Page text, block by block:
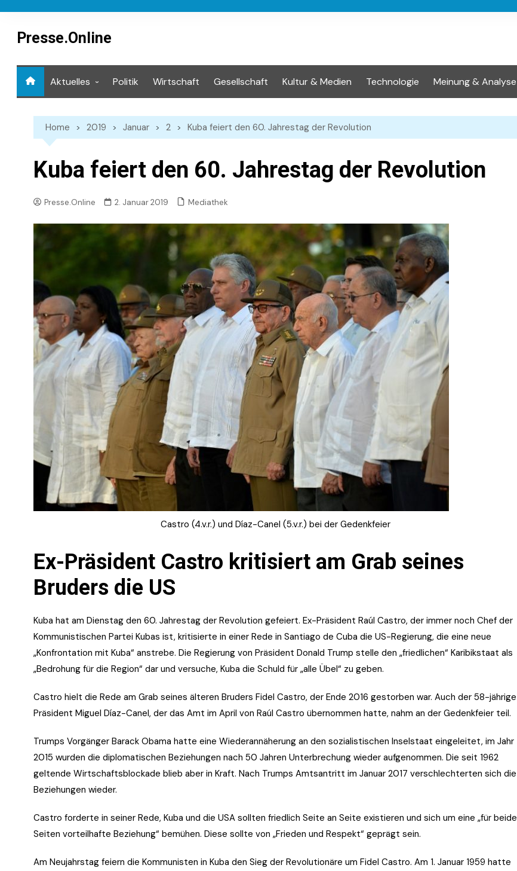
contentPresse.Online
Aktuelles Politik Wirtschaft Gesellschaft Kultur & Medien Technologie Meinung & Analyse
Home 2019 Januar 2 Kuba feiert den 60. Jahrestag der Revolution
Kuba feiert den 60. Jahrestag der Revolution
Presse.Online 2. Januar 2019 Mediathek
Castro (4.v.r.) und Díaz-Canel (5.v.r.) bei der Gedenkfeier
Ex-Präsident Castro kritisiert am Grab seines
Bruders die US
Kuba hat am Dienstag den 60. Jahrestag der Revolution gefeiert. Ex-Präsident Raúl Castro, der immer noch Chef der
Kommunistischen Partei Kubas ist, kritisierte in einer Rede in Santiago de Cuba die US-Regierung, die eine neue
„Konfrontation mit Kuba“ anstrebe. Die Regierung von Präsident Donald Trump stelle den „friedlichen“ Karibikstaat als
„Bedrohung für die Region“ dar und versuche, Kuba die Schuld für „alle Übel“ zu geben.
Castro hielt die Rede am Grab seines älteren Bruders Fidel Castro, der Ende 2016 gestorben war. Auch der 58-jährige
Präsident Miguel Díaz-Canel, der das Amt im April von Raúl Castro übernommen hatte, nahm an der Gedenkfeier teil.
Trumps Vorgänger Barack Obama hatte eine Wiederannäherung an den sozialistischen Inselstaat eingeleitet, im Jahr
2015 wurden die diplomatischen Beziehungen nach 50 Jahren Unterbrechung wieder aufgenommen. Die seit 1962
geltende Wirtschaftsblockade blieb aber in Kraft. Nach Trumps Amtsantritt im Januar 2017 verschlechterten sich die
Beziehungen wieder.
Castro forderte in seiner Rede, Kuba und die USA sollten friedlich Seite an Seite existieren und sich um eine „für beide
Seiten vorteilhafte Beziehung“ bemühen. Diese sollte von „Frieden und Respekt“ geprägt sein.
Am Neujahrstag feiern die Kommunisten in Kuba den Sieg der Revolutionäre um Fidel Castro. Am 1. Januar 1959 hatte